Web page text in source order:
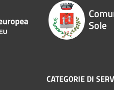
Sole
CATEGORIE DI